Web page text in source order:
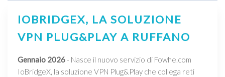
IOBRIDGEX, LA SOLUZIONE
VPN PLUG&PLAY A RUFFANO
Gennaio 2026- Nasce il nuovo servizio di Fowhe.com
IoBridgeX, la soluzione VPN Plug&Play che collega reti